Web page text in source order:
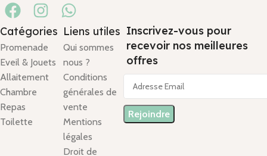
Catégories
Promenade
Eveil & Jouets
Allaitement
Chambre
Repas
Toilette
Liens utiles
Qui sommes
nous ?
Conditions
générales de
vente
Mentions
légales
Droit de
Inscrivez-vous pour
recevoir nos meilleures
offres